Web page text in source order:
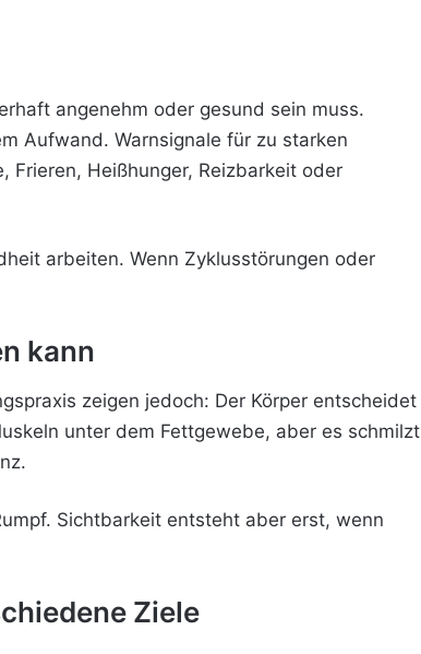
angenehm oder gesund sein muss.
Aufwand. Warnsignale für zu starken
Frieren, Heißhunger, Reizbarkeit oder
arbeiten. Wenn Zyklusstörungen oder
kann
zeigen jedoch: Der Körper entscheidet
unter dem Fettgewebe, aber es schmilzt
Sichtbarkeit entsteht aber erst, wenn
Ziele